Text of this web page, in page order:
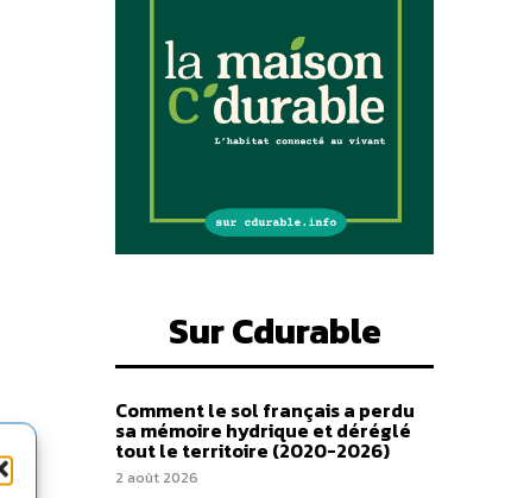
Sur Cdurable
Comment le sol français a perdu
sa mémoire hydrique et déréglé
tout le territoire (2020-2026)
2 août 2026